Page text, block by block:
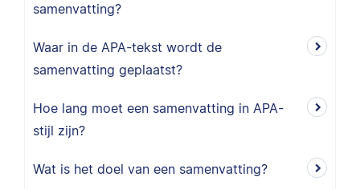
samenvatting?
Waar in de APA-tekst wordt de
samenvatting geplaatst?
Hoe lang moet een samenvatting in APA-
stijl zijn?
Wat is het doel van een samenvatting?